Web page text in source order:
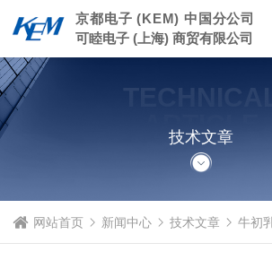
京都电子 (KEM) 中国分公司
可睦电子 (上海) 商贸有限公司
ARTICLE
技术文章
网站首页 新闻中心 技术文章 牛初乳水解